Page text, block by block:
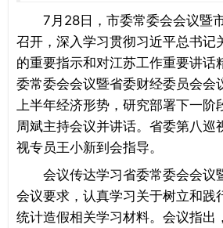
7月28日，市委常委会会议暨
召开，深入学习贯彻习近平总书记
的重要指示和对江苏工作重要讲话
委常委会会议暨省委财经委员会会
上半年经济形势，研究部署下一
周斌主持会议并讲话。省委第八巡
视专员王小新到会指导。
会议传达学习省委常委会会议
会议要求，认真学习关于树立和践
统计造假相关学习材料。会议指出